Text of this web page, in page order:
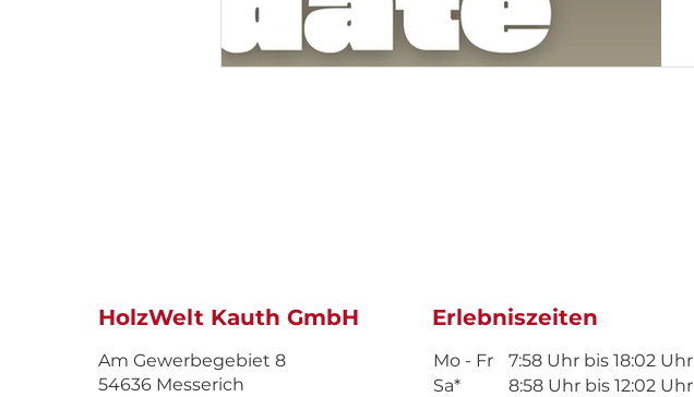
HolzWelt Kauth GmbH
Am Gewerbegebiet 8
54636 Messerich
Erlebniszeiten
Mo - Fr
7:58 Uhr bis 18:02 Uhr
Sa*
8:58 Uhr bis 12:02 Uhr